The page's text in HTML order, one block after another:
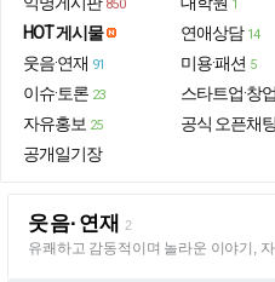
850
HOT 게시물
웃음·연재 91
이슈·토론 23
자유홍보 25
공개일기장
1
연애상담 14
미용·패션 5
스타트업·창업
공식 오픈채팅
웃음·연재 2
유쾌하고 감동적이며 놀라운 이야기,